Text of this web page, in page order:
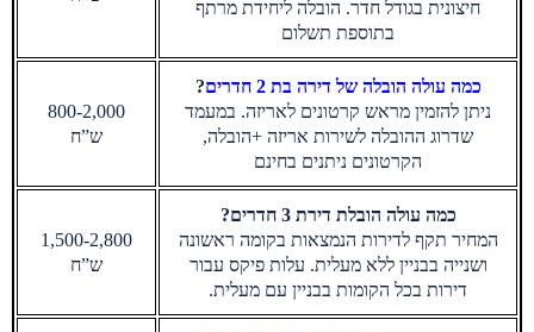
חיצונית בגודל חדר. הובלה ליחידת מרתף
בתוספת תשלום
כמה עולה הובלה של דירה בת 2 חדרים
?
ניתן להזמין מראש קרטונים לאריזה. במעמד
שדרוג ההובלה לשירות אריזה +הובלה,
הקרטונים ניתנים בחינם
800-2,000
ש”ח
כמה עולה הובלת דירת 3 חדרים
?
המחיר תקף לדירות הנמצאות בקומה ראשונה
ושנייה בבניין ללא מעלית. עלות פיקס עבור
דירות בכל הקומות בבניין עם מעלית.
1,500-2,800
ש”ח